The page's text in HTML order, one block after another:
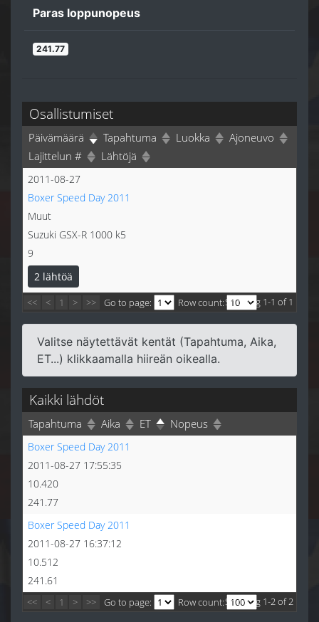
Paras loppunopeus
241.77
Osallistumiset
Päivämäärä Tapahtuma Luokka
Ajoneuvo
Lajittelun #
Lähtöjä
2011-08-27
Boxer Speed Day 2011
Muut
Suzuki GSX-R 1000 k5
9
2 lähtöä
<< < 1 > >> Go to page: Row count:Showing 1-1 of 1
Valitse näytettävät kentät (Tapahtuma, Aika,
ET...) klikkaamalla hiireän oikealla.
Kaikki lähdöt
Tapahtuma Aika ET Nopeus
Boxer Speed Day 2011
2011-08-27 17:55:35
10.420
241.77
Boxer Speed Day 2011
2011-08-27 16:37:12
10.512
241.61
<< < 1 > >> Go to page: Row count:Showing 1-2 of 2